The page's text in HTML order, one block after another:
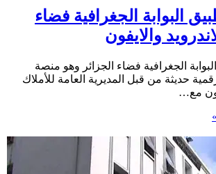
البوابة الجغرافية فضاء
والايفون
الجغرافية فضاء الجزائر وهو منصة
حديثة من قبل المديرية العامة للأملاك
مع…